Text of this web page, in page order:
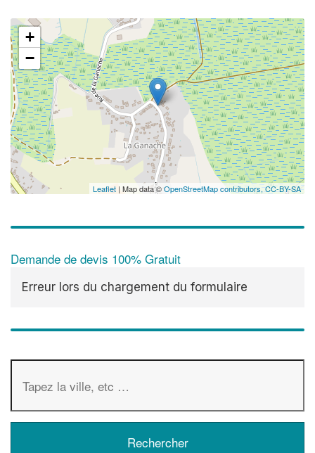
+
−
Leaflet | Map data ©OpenStreetMap contributors,CC-BY-SA
Demande de devis 100% Gratuit
Erreur lors du chargement du formulaire